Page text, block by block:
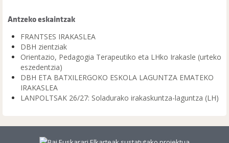
Antzeko eskaintzak
FRANTSES IRAKASLEA
DBH zientziak
Orientazio, Pedagogia Terapeutiko eta LHko Irakasle (urteko
eszedentzia)
DBH ETA BATXILERGOKO ESKOLA LAGUNTZA EMATEKO
IRAKASLEA
LANPOLTSAK 26/27: Soladurako irakaskuntza-laguntza (LH)